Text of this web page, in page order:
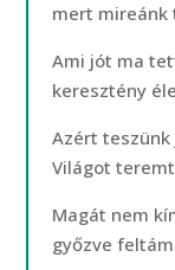
mert mireánk
Ami jót ma
keresztény
Azért
Világot
Magát nem
győzve